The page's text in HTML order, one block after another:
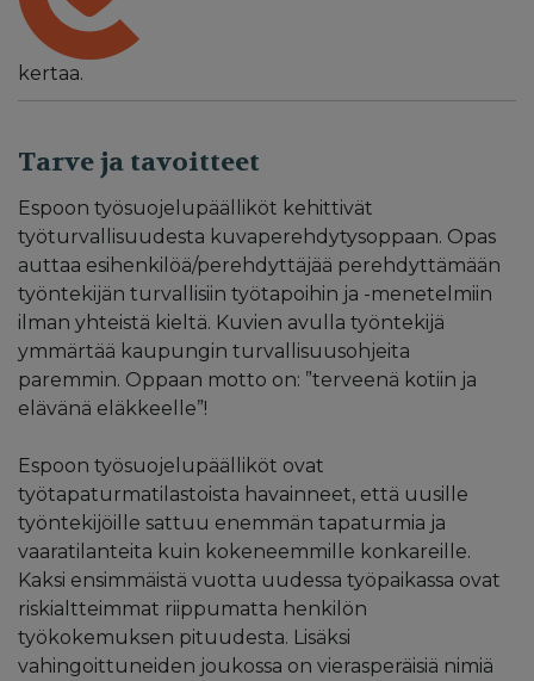
kertaa.
Tarve ja tavoitteet
Espoon työsuojelupäälliköt kehittivät
työturvallisuudesta kuvaperehdytysoppaan. Opas
auttaa esihenkilöä/perehdyttäjää perehdyttämään
työntekijän turvallisiin työtapoihin ja -menetelmiin
ilman yhteistä kieltä. Kuvien avulla työntekijä
ymmärtää kaupungin turvallisuusohjeita
paremmin. Oppaan motto on: ”terveenä kotiin ja
elävänä eläkkeelle”!
Espoon työsuojelupäälliköt ovat
työtapaturmatilastoista havainneet, että uusille
työntekijöille sattuu enemmän tapaturmia ja
vaaratilanteita kuin kokeneemmille konkareille.
Kaksi ensimmäistä vuotta uudessa työpaikassa ovat
riskialtteimmat riippumatta henkilön
työkokemuksen pituudesta. Lisäksi
vahingoittuneiden joukossa on vierasperäisiä nimiä